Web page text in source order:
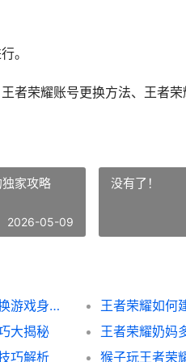
。
者荣耀账号更换方法、王者
家攻略
2026-05-09
没有了！
王者荣耀中如何换账号全攻略 轻松切换游戏身份 畅享不同角色体验
大揭秘
巧解析